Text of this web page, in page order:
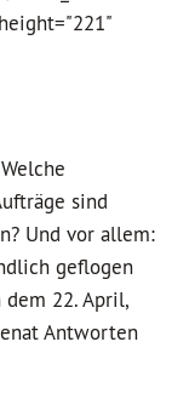
sind
Und vor allem:
geflogen
22. April,
Antworten